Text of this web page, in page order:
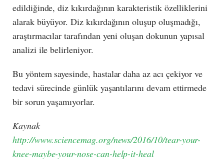
edildiğinde, diz kıkırdağının karakteristik özelliklerini
alarak büyüyor. Diz kıkırdağının oluşup oluşmadığı,
araştırmacılar tarafından yeni oluşan dokunun yapısal
analizi ile belirleniyor.
Bu yöntem sayesinde, hastalar daha az acı çekiyor ve
tedavi sürecinde günlük yaşantılarını devam ettirmede
bir sorun yaşamıyorlar.
Kaynak
http://www.sciencemag.org/news/2016/10/tear-your-
knee-maybe-your-nose-can-help-it-heal